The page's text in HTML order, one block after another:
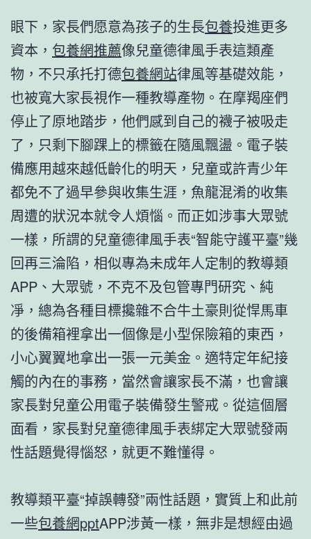
眼下，家長們愿意為孩子的生長包養投進更多
資本， 包養網推薦像兒童德律風手表這類產
物，不只承托打德包養網站律風等基礎效能，
也被寬大家長視作一種教導產物。在摩羯座們
停止了原地踏步，他們感到自己的襪子被吸走
了，只剩下腳踝上的標籤在隨風飄盪。電子裝
備應用越來越低齡化的明天，兒童或許青少年
都免不了過早參與收集生涯，魚龍混淆的收集
周遭的狀況本就令人煩惱。而正如涉事大眾號
一樣，所謂的兒童德律風手表“智能守護平臺”幾
回再三淪陷，相似專為未成年人定制的教導類
APP、大眾號，不克不及包管專門研究、純
凈，總為各種目標攙雜不合牛土豪則從悍馬車
的後備箱裡拿出一個像是小型保險箱的東西，
小心翼翼地拿出一張一元美金。適特定年紀接
觸的內在的事務，當然會讓家長不滿，也會讓
家長對兒童公用電子裝備發生警戒。從這個層
面看，家長對兒童德律風手表綁定大眾號發兩
性話題覺得惱怒，就更不難懂得。
教導類平臺“掉誤轉發”兩性話題，實質上和此前
一些包養網pptAPP涉黃一樣，無非是想經由過